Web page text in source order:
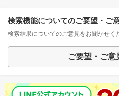
検索機能についてのご要望・ご
検索結果についてのご意見をお聞かせく
ご要望・ご意